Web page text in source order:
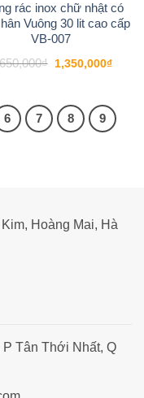
rác inox chữ nhật có
Vuông 30 lit cao cấp
VB-007
₫
Giá
gốc
1,350,000₫Giá
6 7 8
9
Hoàng Mai, Hà
Tân Thới Nhất, Q